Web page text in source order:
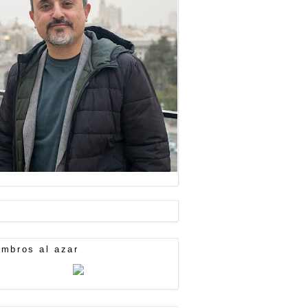
al azar